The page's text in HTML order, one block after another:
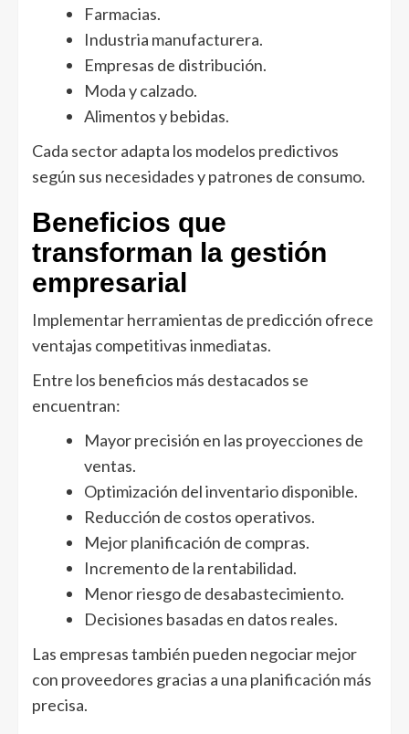
Farmacias.
Industria manufacturera.
Empresas de distribución.
Moda y calzado.
Alimentos y bebidas.
Cada sector adapta los modelos predictivos
según sus necesidades y patrones de consumo.
Beneficios que
transforman la gestión
empresarial
Implementar herramientas de predicción ofrece
ventajas competitivas inmediatas.
Entre los beneficios más destacados se
encuentran:
Mayor precisión en las proyecciones de
ventas.
Optimización del inventario disponible.
Reducción de costos operativos.
Mejor planificación de compras.
Incremento de la rentabilidad.
Menor riesgo de desabastecimiento.
Decisiones basadas en datos reales.
Las empresas también pueden negociar mejor
con proveedores gracias a una planificación más
precisa.